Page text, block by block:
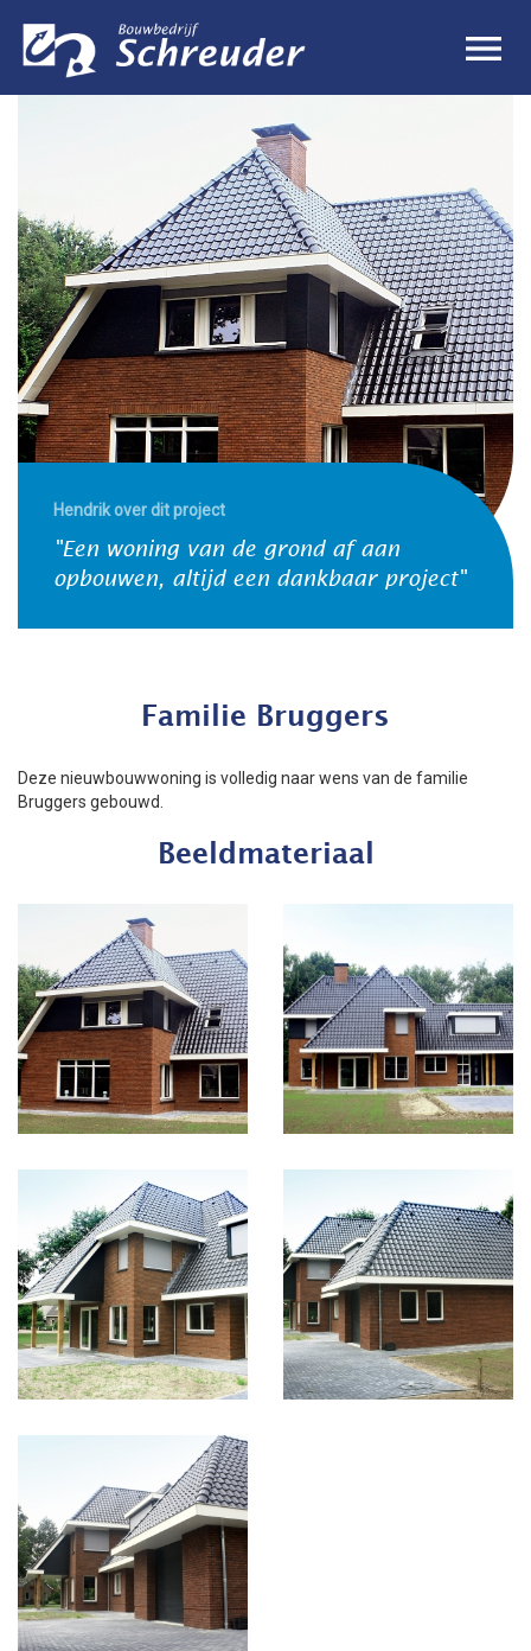
Hendrik over dit project
"Een woning van de grond af aan
opbouwen, altijd een dankbaar project"
Familie Bruggers
Deze nieuwbouwwoning is volledig naar wens van de familie
Bruggers gebouwd.
Beeldmateriaal